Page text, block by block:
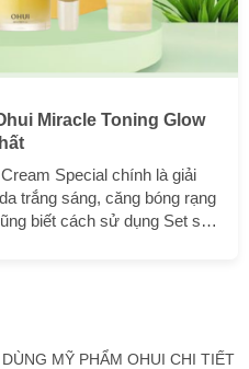
Miracle Toning Glow
Special chính là giải
trắng sáng, căng bóng rạng
biết cách sử dụng Set sản
phẩm dưỡng da cao cấp
đến cho bạn giải...
MỸ PHẨM OHUI CHI TIẾT